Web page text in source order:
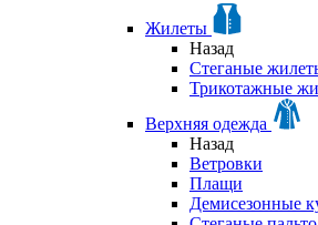
Жилеты
Назад
Стеганые
Трикотажные
Верхняя одежда
Назад
Ветровки
Плащи
Демисезонные